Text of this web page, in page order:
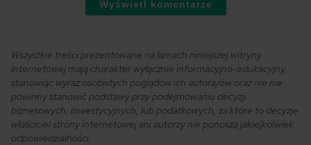
Wyświetl komentarze
Wszystkie treści prezentowane na łamach niniejszej witryny
internetowej mają charakter wyłącznie informacyjno-edukacyjny,
stanowiąc wyraz osobistych poglądów ich autora/ów oraz nie nie
powinny stanowić podstawy przy podejmowaniu decyzji
biznesowych, inwestycyjnych, lub podatkowych, za które to decyzje
właściciel strony internetowej ani autorzy nie ponoszą jakiejkolwiek
odpowiedzialności.